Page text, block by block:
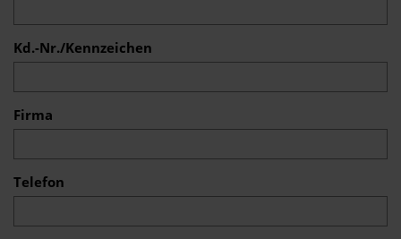
Kd.-Nr./Kennzeichen
Firma
Telefon